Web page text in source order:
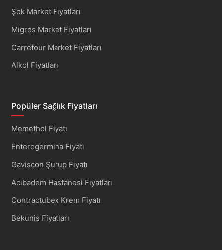
Şok Market Fiyatları
Migros Market Fiyatları
Carrefour Market Fiyatları
Alkol Fiyatları
Popüler Sağlık Fiyatları
Memethol Fiyatı
Enterogermina Fiyatı
Gaviscon Şurup Fiyatı
Acıbadem Hastanesi Fiyatları
Contractubex Krem Fiyatı
Bekunis Fiyatları